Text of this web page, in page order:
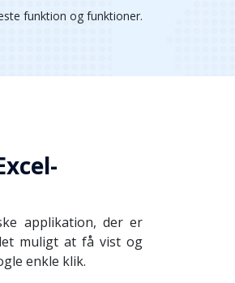
funktion og funktioner.
applikation, der er
muligt at få vist og
enkle klik.